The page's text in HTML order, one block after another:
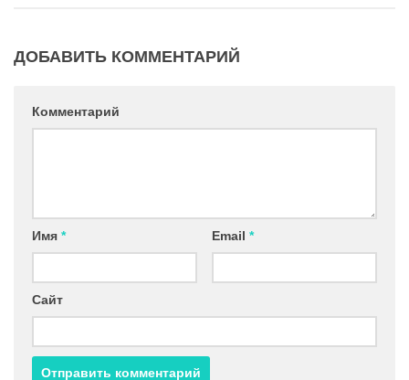
ДОБАВИТЬ КОММЕНТАРИЙ
Комментарий
Имя * Email *
Сайт